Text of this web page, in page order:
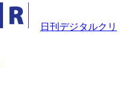
日刊デジタルクリ